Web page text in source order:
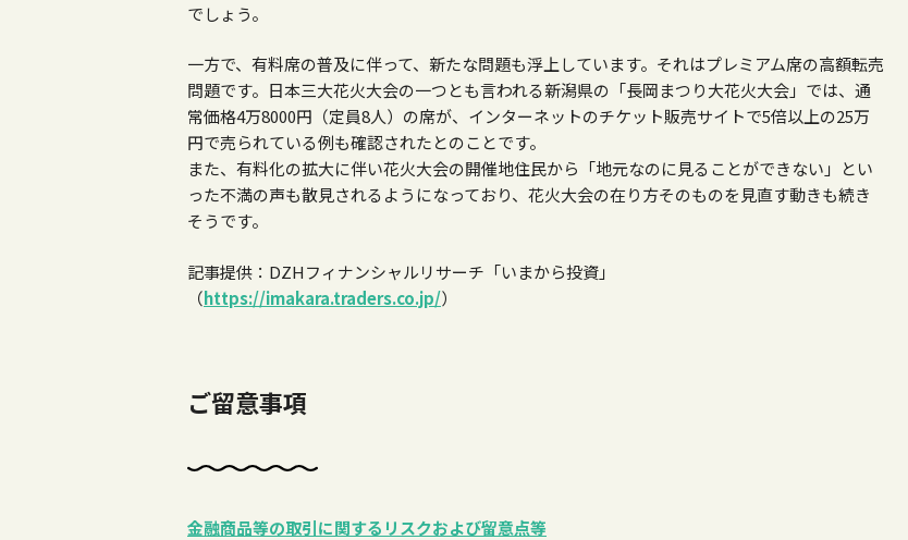
でしょう。
一方で、有料席の普及に伴って、新たな問題も浮上しています。それはプレミアム席の高額転売
問題です。日本三大花火大会の一つとも言われる新潟県の「長岡まつり大花火大会」では、通
常価格4万8000円（定員8人）の席が、インターネットのチケット販売サイトで5倍以上の25万
円で売られている例も確認されたとのことです。
また、有料化の拡大に伴い花火大会の開催地住民から「地元なのに見ることができない」とい
った不満の声も散見されるようになっており、花火大会の在り方そのものを見直す動きも続き
そうです。
記事提供：DZHフィナンシャルリサーチ「いまから投資」
（https://imakara.traders.co.jp/）
ご留意事項
金融商品等の取引に関するリスクおよび留意点等